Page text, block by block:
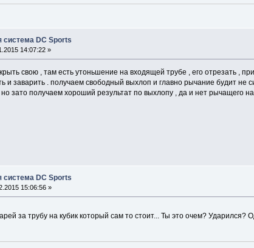
DC Sports
14:07:22 »
свою , там есть утоньшение на входящей трубе , его отрезать ,
и заварить . получаем свободный выхлоп и главно рычание будит не
зато получаем хороший результат по выхлопу , да и нет рычащего
DC Sports
15:06:56 »
за трубу на кубик который сам то стоит... Ты это очем? Ударился?